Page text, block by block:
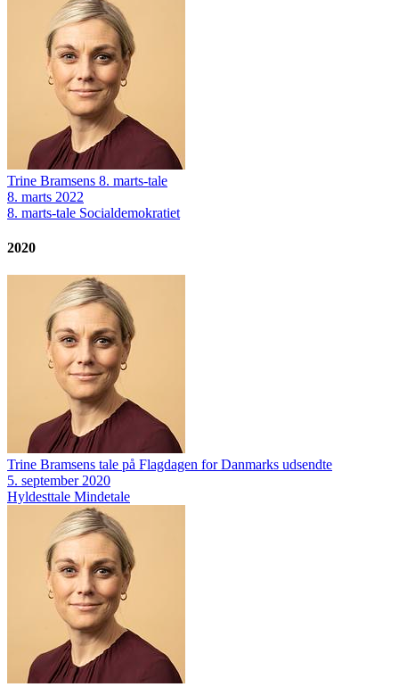
Trine Bramsens 8. marts-tale
8. marts 2022
8. marts-tale Socialdemokratiet
2020
Trine Bramsens tale på Flagdagen for Danmarks udsendte
5. september 2020
Hyldesttale Mindetale